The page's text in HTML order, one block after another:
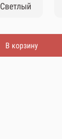
Светлый
В корзину